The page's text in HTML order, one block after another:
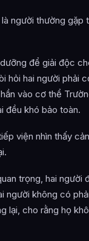
người thường gặp
để giải độc
hỏi hai người phải
vào cơ thể
đều khó bảo toàn.
viện nhìn thấy
trọng, hai người
người không có
lại, cho rằng họ